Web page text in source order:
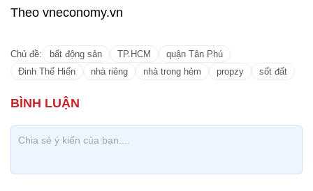
Theo vneconomy.vn
Chủ đề: bất động sản TP.HCM
quận Tân Phú
Đinh Thế Hiển
nhà riêng nhà trong hẻm propzy sốt đất